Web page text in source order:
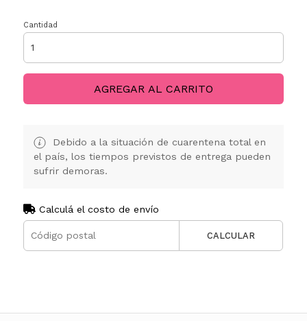
Cantidad
AGREGAR AL CARRITO
Debido a la situación de cuarentena total en
el país, los tiempos previstos de entrega pueden
sufrir demoras.
Calculá el costo de envío
CALCULAR